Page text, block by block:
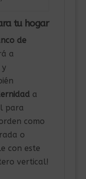
tu hogar
de
a
a
para
como
o
con este
vertical!